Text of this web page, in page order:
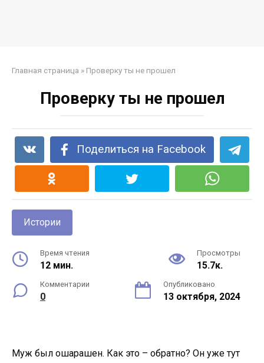
Главная страница » Проверку ты не прошел
Проверку ты не прошел
Поделиться на Facebook
Истории
Время чтения
12 мин.
Просмотры
15.7к.
Комментарии
0
Опубликовано
13 октября, 2024
Муж был ошарашен. Как это – обратно? Он уже тут